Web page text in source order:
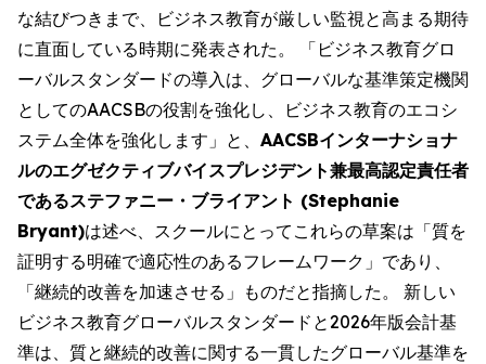
な結びつきまで、ビジネス教育が厳しい監視と高まる期待
に直面している時期に発表された。 「ビジネス教育グロ
ーバルスタンダードの導入は、グローバルな基準策定機関
としてのAACSBの役割を強化し、ビジネス教育のエコシ
ステム全体を強化します」と、 AACSBインターナショナ
ルのエグゼクティブバイスプレジデント兼最高認定責任者
であるステファニー・ブライアント (Stephanie
Bryant)は述べ、スクールにとってこれらの草案は「質を
証明する明確で適応性のあるフレームワーク」であり、
「継続的改善を加速させる」ものだと指摘した。 新しい
ビジネス教育グローバルスタンダードと2026年版会計基
準は、質と継続的改善に関する一貫したグローバル基準を